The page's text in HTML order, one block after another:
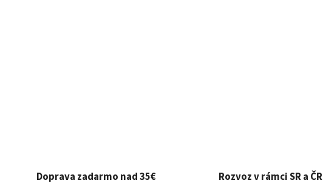
Doprava zadarmo nad 35€ Rozvoz v rámci SR a ČR